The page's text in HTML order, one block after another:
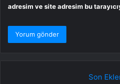
adresim ve site adresim bu
Son